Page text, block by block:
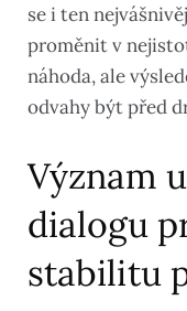
se i ten
proměnit v
náhoda, ale
odvahy být před
Význam
dialogu
stabilitu